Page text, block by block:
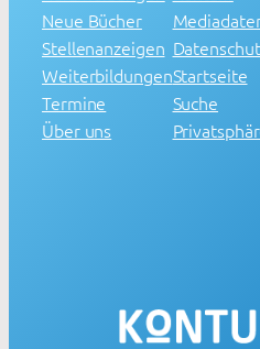
Neue Bücher
Stellenanzeigen
Weiterbildungen
Termine
Über uns
Startseite
Suche